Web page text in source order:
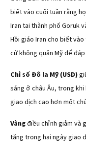
biết vào cuối tuần rằng
Iran tại thành phố Goruk
Hồi giáo Iran cho biết
cứ không quân Mỹ để
Chỉ số Đô la Mỹ (USD)
sáng ở châu Âu, trong
giao dịch cao hơn một
Vàngđiều chỉnh giảm và
tăng trong hai ngày giao